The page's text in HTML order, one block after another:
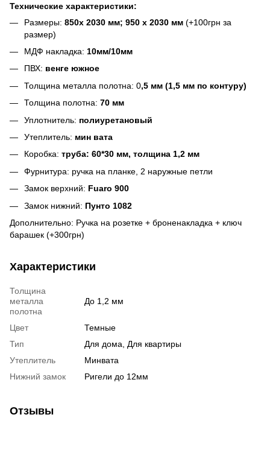
Технические характеристики:
Размеры: 850х 2030 мм; 950 х 2030 мм (+100грн за
размер)
МДФ накладка: 10мм/10мм
ПВХ: венге южное
Толщина металла полотна: 0,5 мм (1,5 мм по контуру)
Толщина полотна: 70 мм
Уплотнитель: полиуретановый
Утеплитель: мин вата
Коробка: труба: 60*30 мм, толщина 1,2 мм
Фурнитура: ручка на планке, 2 наружные петли
Замок верхний: Fuaro 900
Замок нижний: Пунто 1082
Дополнительно: Ручка на розетке + броненакладка + ключ
барашек (+300грн)
Характеристики
Толщина
металла
полотна
До 1,2 мм
Цвет
Темные
Тип
Для дома, Для квартиры
Утеплитель
Минвата
Нижний замок
Ригели до 12мм
Отзывы